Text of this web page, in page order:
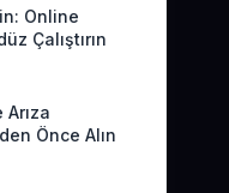
Online
Çalıştırın
Önce Alın